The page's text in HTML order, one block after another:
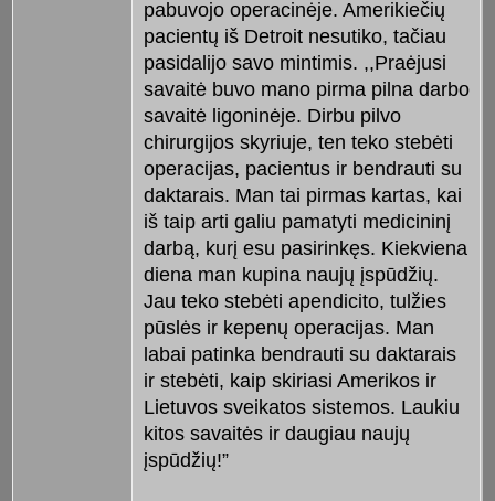
pabuvojo operacinėje. Amerikiečių
pacientų iš Detroit nesutiko, tačiau
pasidalijo savo mintimis. ,,Praėjusi
savaitė buvo mano pirma pilna darbo
savaitė ligoninėje. Dirbu pilvo
chirurgijos skyriuje, ten teko stebėti
operacijas, pacientus ir bendrauti su
daktarais. Man tai pirmas kartas, kai
iš taip arti galiu pamatyti medicininį
darbą, kurį esu pasirinkęs. Kiekviena
diena man kupina naujų įspūdžių.
Jau teko stebėti apendicito, tulžies
pūslės ir kepenų operacijas. Man
labai patinka bendrauti su daktarais
ir stebėti, kaip skiriasi Amerikos ir
Lietuvos sveikatos sistemos. Laukiu
kitos savaitės ir daugiau naujų
įspūdžių!”